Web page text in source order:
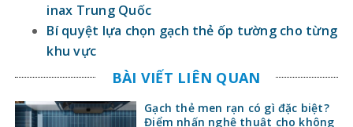
inax Trung Quốc
Bí quyệt lựa chọn gạch thẻ ốp tường cho từng
khu vực
BÀI VIẾT LIÊN QUAN
Gạch thẻ men rạn có gì đặc biệt?
Điểm nhấn nghệ thuật cho không